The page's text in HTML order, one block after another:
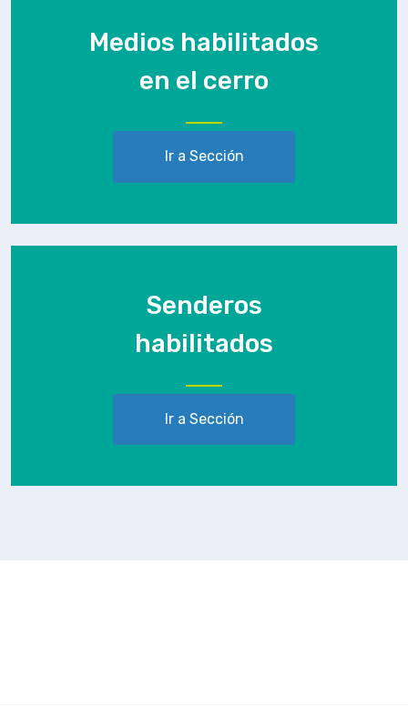
Medios habilitados
en el cerro
Ir a Sección
Senderos
habilitados
Ir a Sección